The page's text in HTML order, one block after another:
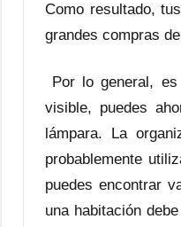
Como resultado,
grandes compras
Por lo general,
visible, puedes
lámpara. La
probablemente
puedes encontrar
una habitación